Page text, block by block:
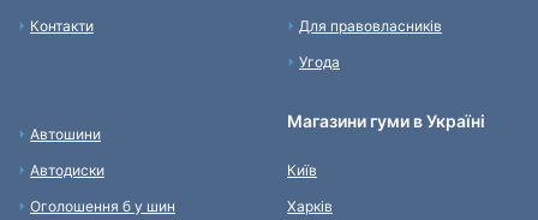
Контакти
Для правовласників
Угода
Автошини
Автодиски
Оголошення б у шин
Магазини гуми в Україні
Київ
Харків